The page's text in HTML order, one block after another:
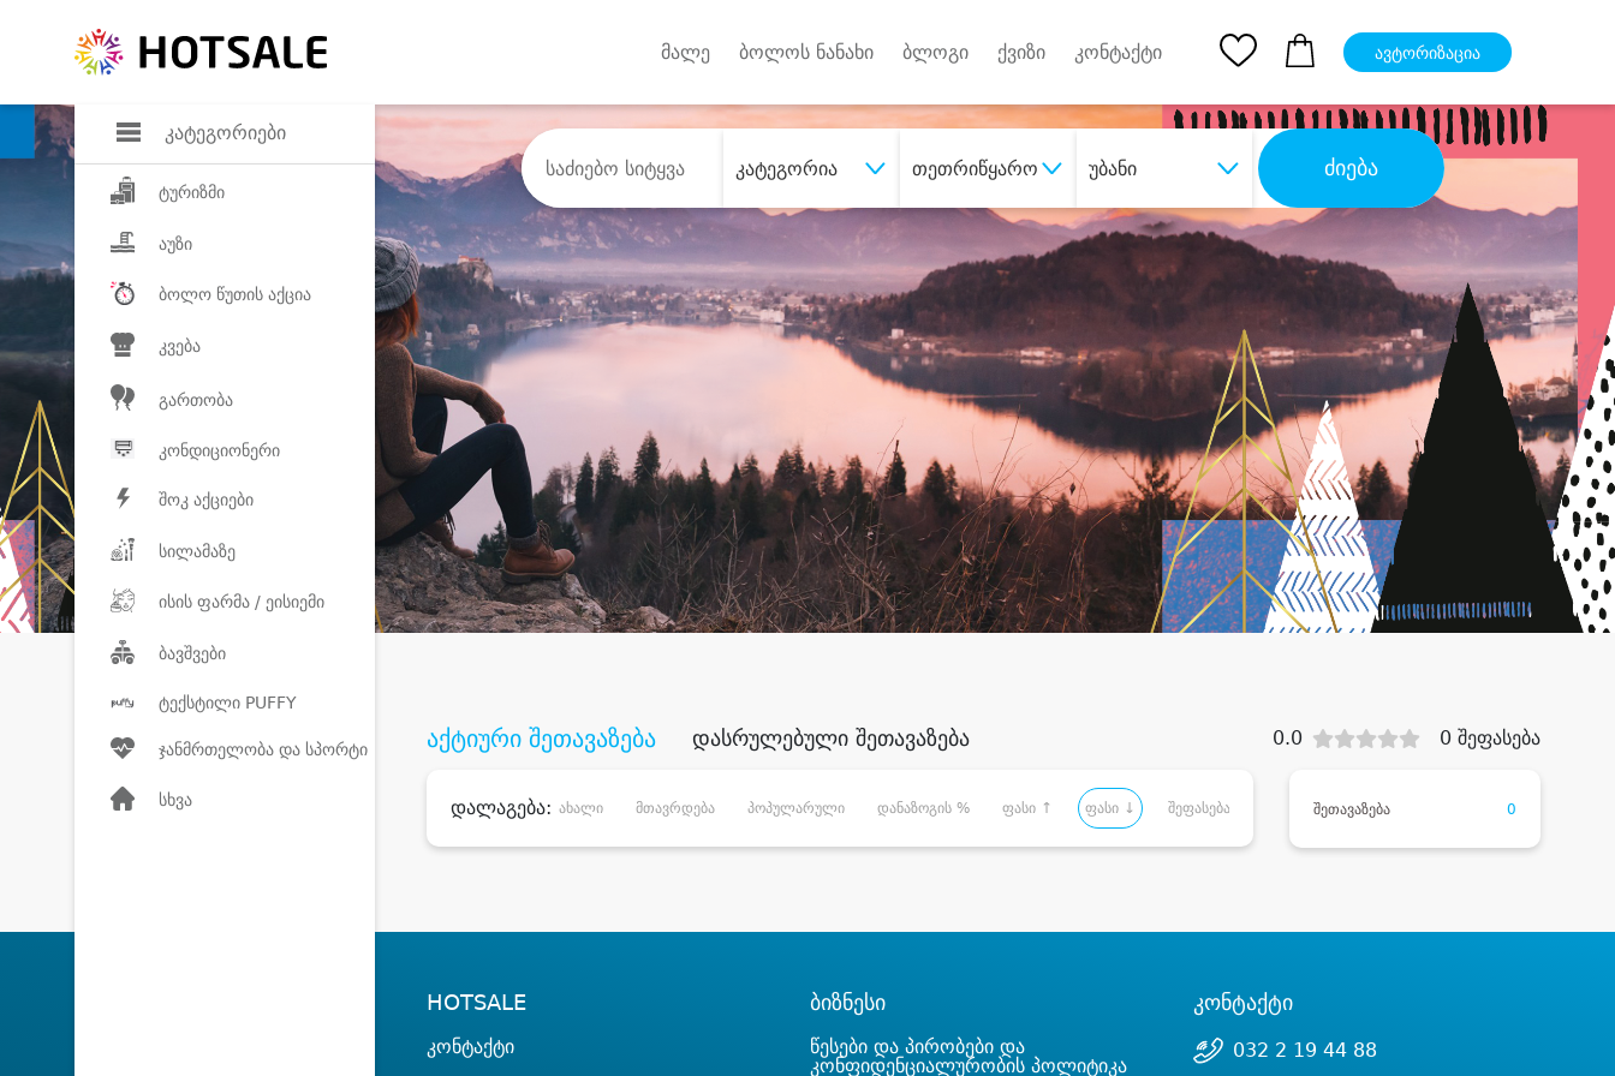
კატეგორიები
ტურიზმი
აუზი
ბოლო წუთის აქცია
კვება
გართობა
კონდიციონერი
შოკ აქციები
სილამაზე
ისის ფარმა / ეისიემი
ბავშვები
ტექსტილი PUFFY
ჯანმრთელობა და სპორტი
სხვა
მალე ბოლოს ნანახი ბლოგი ქვიზი კონტაქტი ავტორიზაცია
კატეგორია თეთრიწყარო უბანი ძიება
შეიძინესასურველი მომსახურება დიდი დანაზოგით
აქტიური შეთავაზება დასრულებული შეთავაზება 0.0 0 შეფასება
დალაგება: ახალი მთავრდება პოპულარული დანაზოგის % ფასი ↑ ფასი ↓ შეფასება შეთავაზება 0
HOTSALE
კონტაქტი
ბიზნესი
წესები და პირობები და
კონფიდენციალურობის პოლიტიკა
კონტაქტი
032 2 19 44 88